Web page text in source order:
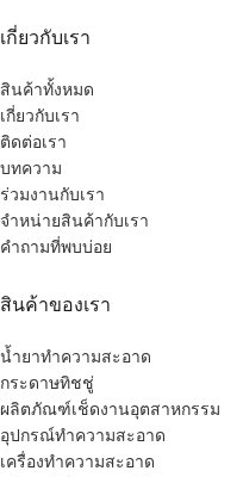
เกี่ยวกับเรา
สินค้าทั้งหมด
เกี่ยวกับเรา
ติดต่อเรา
บทความ
ร่วมงานกับเรา
จำหน่ายสินค้ากับเรา
คำถามที่พบบ่อย
สินค้าของเรา
น้ำยาทำความสะอาด
กระดาษทิชชู่
ผลิตภัณฑ์เช็ดงานอุตสาหกรรม
อุปกรณ์ทำความสะอาด
เครื่องทำความสะอาด